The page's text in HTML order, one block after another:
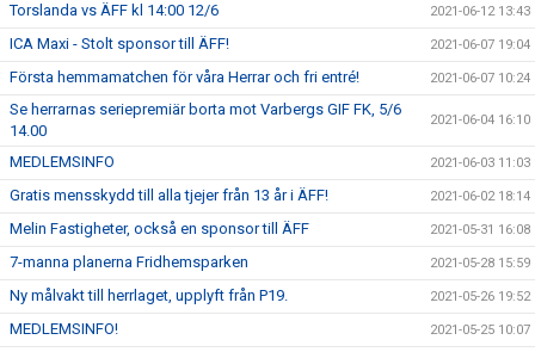
Torslanda vs ÄFF kl 14:00 12/6 2021-06-12 13:43
ICA Maxi - Stolt sponsor till ÄFF! 2021-06-07 19:04
Första hemmamatchen för våra Herrar och fri entré! 2021-06-07 10:24
Se herrarnas seriepremiär borta mot Varbergs GIF FK, 5/6
14.00
2021-06-04 16:10
MEDLEMSINFO 2021-06-03 11:03
Gratis mensskydd till alla tjejer från 13 år i ÄFF! 2021-06-02 18:14
Melin Fastigheter, också en sponsor till ÄFF 2021-05-31 16:08
7-manna planerna Fridhemsparken 2021-05-28 15:59
Ny målvakt till herrlaget, upplyft från P19. 2021-05-26 19:52
MEDLEMSINFO! 2021-05-25 10:07